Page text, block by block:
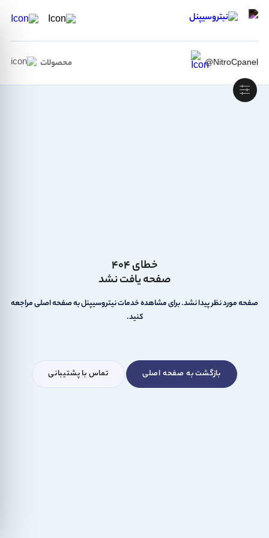
@NitroCpanel محصولات
خطای ۴۰۴
صفحه یافت نشد
صفحه مورد نظر پیدا نشد. برای مشاهده خدمات نیتروسیپنل به صفحه اصلی مراجعه
کنید.
بازگشت به صفحه اصلی تماس با پشتیبانی